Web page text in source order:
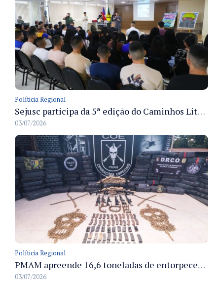
Políticia Regional
Sejusc participa da 5ª edição do Caminhos Literários com foco na cultura hip-hop nas unidades socioeducativas
03/07/2026
Políticia Regional
PMAM apreende 16,6 toneladas de entorpecentes e registra aumento nas prisões em flagrante e nas capturas de foragidos no primeiro semestre de 2026
03/07/2026